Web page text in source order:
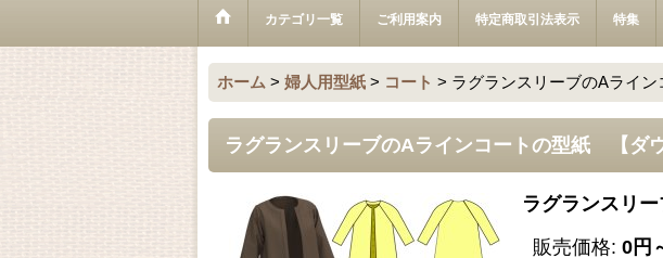
カテゴリ一覧 ご利用案内 特定商取引法表示 特集
ホーム > 婦人用型紙 > コート > ラグランスリーブのAライ
ラグランスリーブのAラインコートの型紙 【ダ
ラグランスリ
販売価格: 0円